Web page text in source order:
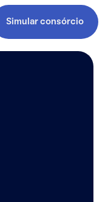
Simular consórcio